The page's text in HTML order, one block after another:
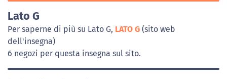
Lato G
Per saperne di più su Lato G, LATO G (sito web
dell'insegna)
6 negozi per questa insegna sul sito.